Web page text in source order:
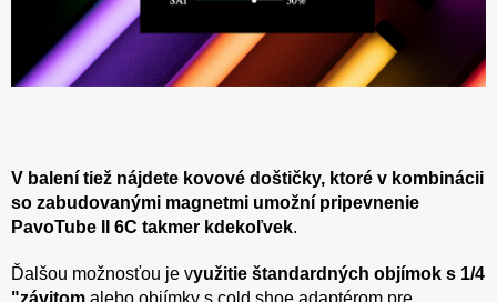
V balení tiež nájdete kovové doštičky, ktoré v kombinácii
so zabudovanými magnetmi umožní pripevnenie
PavoTube II 6C takmer kdekoľvek.
Ďalšou možnosťou je využitie štandardných objímok s 1/4